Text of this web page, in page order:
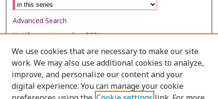
Advanced Search
Notify me via email orRSS
Browse
Collections
Disciplines
We use cookies that are necessary to make our site
work. We may also use additional cookies to analyze,
improve, and personalize our content and your
digital experience. You can manage your cookie